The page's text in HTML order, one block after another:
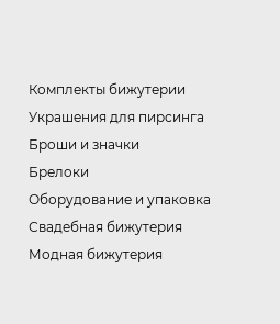
Комплекты бижутерии
Украшения для пирсинга
Броши и значки
Брелоки
Оборудование и упаковка
Свадебная бижутерия
Модная бижутерия